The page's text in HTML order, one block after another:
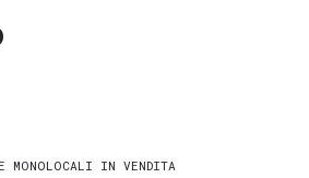
MONOLOCALI IN VENDITA